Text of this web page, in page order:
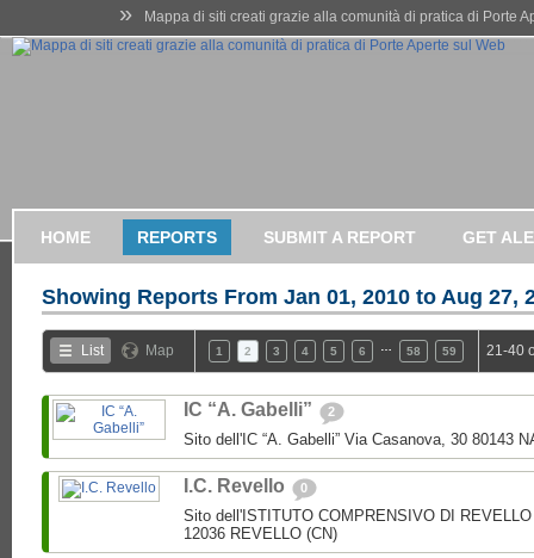
» Mappa di siti creati grazie alla comunità di pratica di Porte
HOME REPORTS SUBMIT A REPORT GET
Showing Reports From Jan 01, 2010 to Aug 27,
List Map 1 2 3 4 5 6 58 59 21-40
IC “A. Gabelli” 2
Sito dell'IC “A. Gabelli” Via Casanova, 30 80143
I.C. Revello 0
Sito dell'ISTITUTO COMPRENSIVO DI
12036 REVELLO (CN)